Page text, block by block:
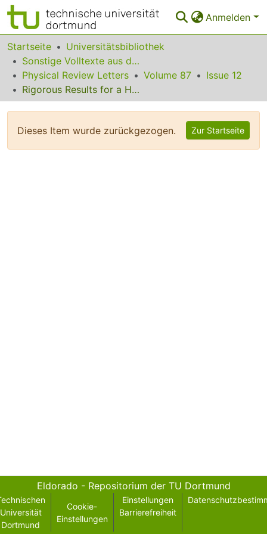
Anmelden
Bereiche & Sammlungen
Das gesamte Repositorium
Statistiken
Startseite
Universitätsbibliothek
Sonstige Volltexte aus dem Bibliotheksangebot
Physical Review Letters
Volume 87
Issue 12
Rigorous Results for a Hierarchy of Generalized Heisenberg Models
Dieses Item wurde zurückgezogen. Zur Startseite
Eldorado - Repositorium der TU Dortmund
Universität
Dortmund
Cookie-
Einstellungen
Einstellungen
Barrierefreiheit